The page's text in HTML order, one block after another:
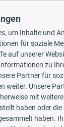
um Inhalte und
für soziale
auf unserer
zu
Partner für
weiter. Unsere
mit
haben oder
haben.